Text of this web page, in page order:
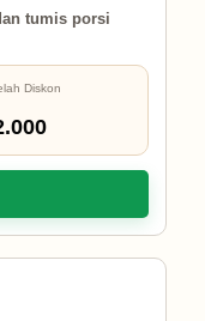
tumis porsi
Diskon